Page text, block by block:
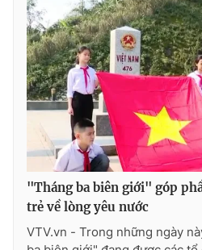
Nguyễn Trọng Ninh
Tổng đài VTV:024.38 355 931 -
Ðiện thoại Thời báo VTV:024.66
Email:toasoan@vtv.vn
Liên hệ quảng cáo:
024-7300.7108
"Tháng ba biên giới" góp
trẻ về lòng yêu nước
VTV.vn - Trong những ngày